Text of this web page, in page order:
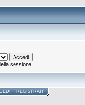
sessione
REGISTRATI